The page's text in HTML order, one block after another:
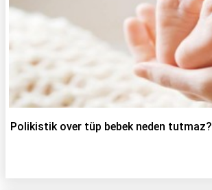
Polikistik over tüp bebek neden tutmaz?